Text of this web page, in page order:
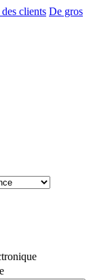
clients De gros